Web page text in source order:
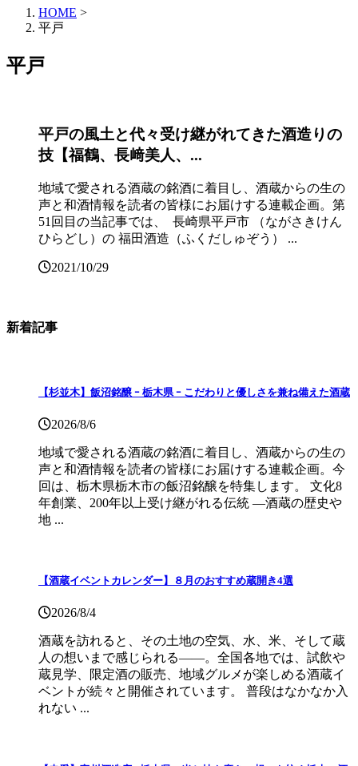
HOME >
平戸
平戸
平戸の風土と代々受け継がれてきた酒造りの
技【福鶴、長﨑美人、...
地域で愛される酒蔵の銘酒に着目し、酒蔵からの生の
声と和酒情報を読者の皆様にお届けする連載企画。第
51回目の当記事では、 長崎県平戸市 （ながさきけん
ひらどし）の 福田酒造（ふくだしゅぞう） ...
2021/10/29
新着記事
【杉並木】飯沼銘醸 ｰ 栃木県 ｰ こだわりと優しさを兼ね備えた酒蔵
2026/8/6
地域で愛される酒蔵の銘酒に着目し、酒蔵からの生の
声と和酒情報を読者の皆様にお届けする連載企画。今
回は、栃木県栃木市の飯沼銘醸を特集します。 文化8
年創業、200年以上受け継がれる伝統 ―酒蔵の歴史や
地 ...
【酒蔵イベントカレンダー】８月のおすすめ蔵開き4選
2026/8/4
酒蔵を訪れると、その土地の空気、水、米、そして蔵
人の想いまで感じられる——。全国各地では、試飲や
蔵見学、限定酒の販売、地域グルメが楽しめる酒蔵イ
ベントが続々と開催されています。 普段はなかなか入
れない ...